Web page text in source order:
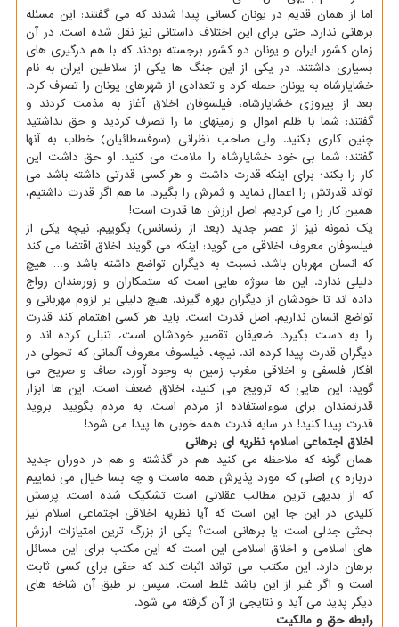
اما از همان قدیم در یونان کسانی پیدا شدند که می گفتند: این مسئله
برهانی ندارد. حتی برای این اختلاف داستانی نیز نقل شده است. در آن
زمان کشور ایران و یونان دو کشور برجسته بودند که با هم درگیری های
بسیاری داشتند. در یکی از این جنگ ها یکی از سلاطین ایران به نام
خشایارشاه به یونان حمله کرد و تعدادی از شهرهای یونان را تصرف کرد.
بعد از پیروزی خشایارشاه، فیلسوفان اخلاق آغاز به مذمت کردند و
گفتند: شما با ظلم اموال و زمینهای ما را تصرف کردید و حق نداشتید
چنین کاری بکنید. ولی صاحب نظرانی (سوفسطائیان) خطاب به آنها
گفتند: شما بی خود خشایارشاه را ملامت می کنید. او حق داشت این
کار را بکند؛ برای اینکه قدرت داشت و هر کسی قدرتی داشته باشد می
تواند قدرتش را اعمال نماید و ثمرش را بگیرد. ما هم اگر قدرت داشتیم،
همین کار را می کردیم. اصل ارزش ها قدرت است!
یک نمونه نیز از عصر جدید (بعد از رنسانس) بگوییم. نیچه یکی از
فیلسوفان معروف اخلاقی می گوید: اینکه می گویند اخلاق اقتضا می کند
که انسان مهربان باشد، نسبت به دیگران تواضع داشته باشد و… هیچ
دلیلی ندارد. این ها سوژه هایی است که ستمکاران و زورمندان رواج
داده اند تا خودشان از دیگران بهره گیرند. هیچ دلیلی بر لزوم مهربانی و
تواضع انسان نداریم. اصل قدرت است. باید هر کسی اهتمام کند قدرت
را به دست بگیرد. ضعیفان تقصیر خودشان است، تنبلی کرده اند و
دیگران قدرت پیدا کرده اند. نیچه، فیلسوف معروف آلمانی که تحولی در
افکار فلسفی و اخلاقی مغرب زمین به وجود آورد، صاف و صریح می
گوید: این هایی که ترویج می کنید، اخلاق ضعف است. این ها ابزار
قدرتمندان برای سوءاستفاده از مردم است. به مردم بگویید: بروید
قدرت پیدا کنید! در سایه قدرت همه خوبی ها پیدا می شود!
اخلاق اجتماعی اسلام؛ نظریه ای برهانی
همان گونه که ملاحظه می کنید هم در گذشته و هم در دوران جدید
درباره ی اصلی که مورد پذیرش همه ماست و چه بسا خیال می نماییم
که از بدیهی ترین مطالب عقلانی است تشکیک شده است. پرسش
کلیدی در این جا این است که آیا نظریه اخلاقی اجتماعی اسلام نیز
بحثی جدلی است یا برهانی است؟ یکی از بزرگ ترین امتیازات ارزش
های اسلامی و اخلاق اسلامی این است که این مکتب برای این مسائل
برهان دارد. این مکتب می تواند اثبات کند که حقی برای کسی ثابت
است و اگر غیر از این باشد غلط است. سپس بر طبق آن شاخه های
دیگر پدید می آید و نتایجی از آن گرفته می شود.
رابطه حق و مالکیت